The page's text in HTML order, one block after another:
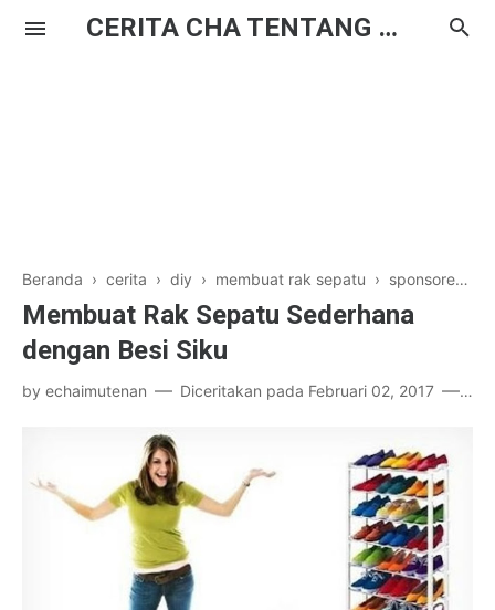
CERITA CHA TENTANG HAL BIASA
Beranda › cerita › diy › membuat rak sepatu › sponsored post
Membuat Rak Sepatu Sederhana
dengan Besi Siku
by echaimutenan Diceritakan pada Februari 02, 2017 8